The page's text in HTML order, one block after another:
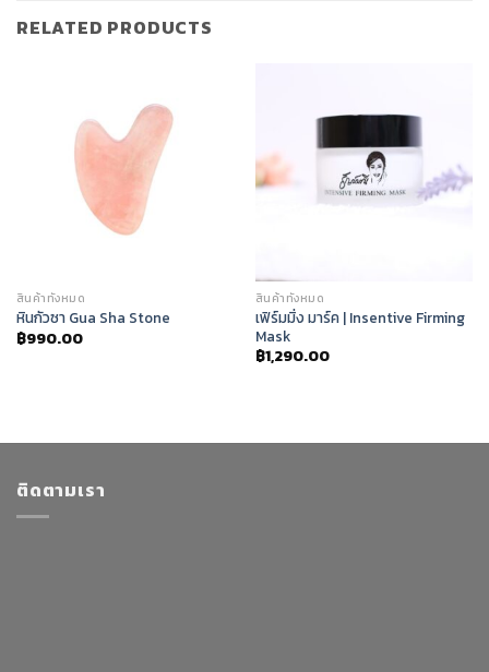
RELATED PRODUCTS
สินค้าทั้งหมด
หินกัวซา Gua Sha Stone
฿990.00
สินค้าทั้งหมด
เฟิร์มมิ่ง มาร์ค | Insentive Firming
Mask
฿1,290.00
ติดตามเรา